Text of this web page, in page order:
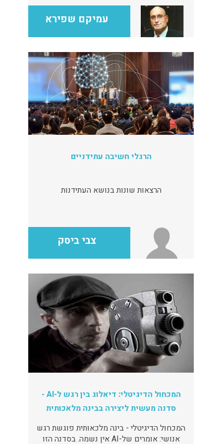
המידען, הכרה של כלי חיפוש מתקדמים
הפתוחים בפנינו לגלישה "איכותית" בתוכם נראה
כיצד מגדירים ומאתרים, כיצד ממקדים וכיצד ניתן
בכלל כך טכניקות מועילות לעבודה, המקלות על
עבודת החיפוש ומאפשרות לקבל תוצאות טובות
ועדכניות בעולם אדיר זה. במסגרת ההרצאה ניתן
גם לגלוש ולהציג מידע ומאגרי מידע המותאמים
לאוכלוסייה המשתתפת בהרצאה.
עמיקם שפירא
הרגלי חשיבה עתידניים
הרצאות שונות בנושא העתידנות
צבי ביסק
המכחול הדיגיטלי: דיאלוג בין רגש ל-AI -
סדנה מעשית ליצירה בבינה מלאכותית
המכחול הדיגיטלי - בינה מלכאותית פוגשת רגש
אנושי: אומרים של-AI אין נשמה. בסדנה הזו